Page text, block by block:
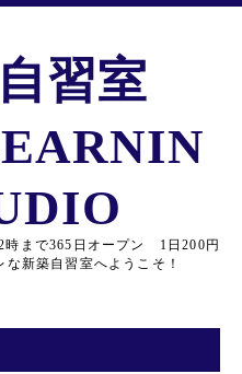
習室
まで365日オープン 1日200円
新築自習室へようこそ！